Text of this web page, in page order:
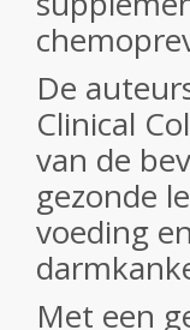
De
Clinical
van de
gezonde
voeding
Met een